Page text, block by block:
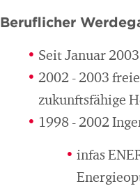
Beruflicher
Seit Januar
2002 - 2003
zukunftsfähige
1998 - 2002
infas